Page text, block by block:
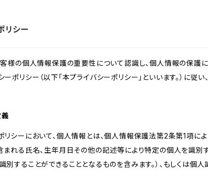
リシー
客様の個人情報保護の重要性について認識し、個人情報の保護に
ポリシー（以下「本プライバシーポリシー」といいます。）に従
リシーにおいて、個人情報とは、個人情報保護法第2条第1項に
まれる氏名、生年月日その他の記述等により特定の個人を識別
別することができることとなるものを含みます。）、もしくは個